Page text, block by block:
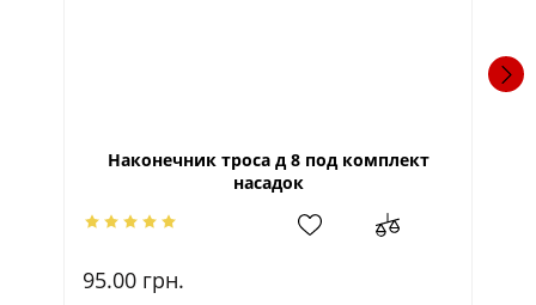
Наконечник троса д 8 под комплект
насадок
95.00 грн.